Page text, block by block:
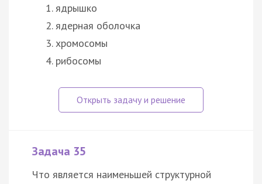
ядрышко
ядерная оболочка
хромосомы
рибосомы
Задача 35
Что является наименьшей структурной